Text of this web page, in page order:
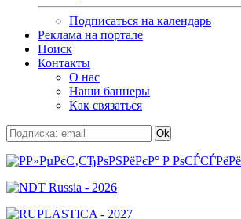
Подписаться на календарь
Реклама на портале
Поиск
Контакты
О нас
Наши баннеры
Как связаться